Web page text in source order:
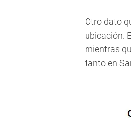
Otro dato
ubicación.
mientras
tanto en